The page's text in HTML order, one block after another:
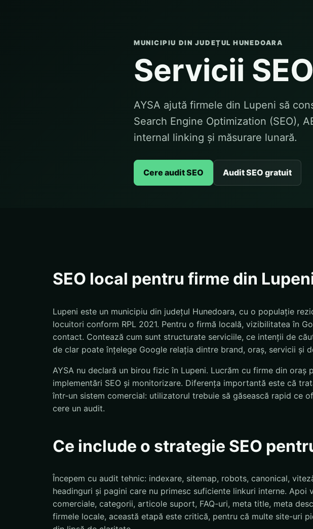
MUNICIPIU DIN JUDEȚUL HUNEDOARA
Servicii
AYSA ajută firmele din Lupeni să
Search Engine Optimization (SEO),
internal linking și măsurare lunară.
Cere audit SEO Audit SEO gratuit
SEO local pentru firme din
Lupeni este un municipiu din județul Hunedoara, cu o populație
locuitori conform RPL 2021. Pentru o firmă locală, vizibilitatea în
contact. Contează cum sunt structurate serviciile, ce intenții de
de clar poate înțelege Google relația dintre brand, oraș, servicii și
AYSA nu declară un birou fizic în Lupeni. Lucrăm cu firme din oraș
implementări SEO și monitorizare. Diferența importantă este că
într-un sistem comercial: utilizatorul trebuie să găsească rapid ce
cere un audit.
Ce include o strategie SEO
Începem cu audit tehnic: indexare, sitemap, robots, canonical,
headinguri și pagini care nu primesc suficiente linkuri interne. Apoi
comerciale, categorii, articole suport, FAQ-uri, meta title, meta
firmele locale, această etapă este critică, pentru că multe site-uri